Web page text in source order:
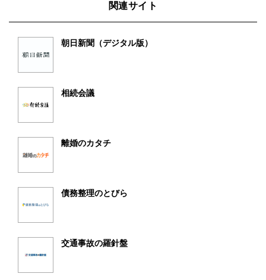
関連サイト
朝日新聞（デジタル版）
相続会議
離婚のカタチ
債務整理のとびら
交通事故の羅針盤